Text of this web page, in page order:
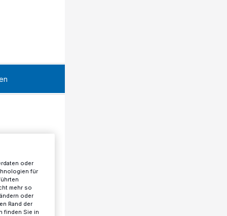
oder
für
mehr so
oder
Rand der
finden Sie in